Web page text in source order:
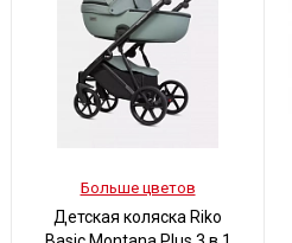
Больше цветов
Детская коляска Riko